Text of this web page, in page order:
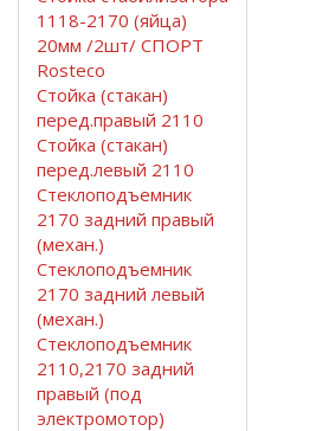
1118-2170 (яйца)
20мм /2шт/ СПОРТ
Rosteco
Стойка (стакан)
перед.правый 2110
Стойка (стакан)
перед.левый 2110
Стеклоподъемник
2170 задний правый
(механ.)
Стеклоподъемник
2170 задний левый
(механ.)
Стеклоподъемник
2110,2170 задний
правый (под
электромотор)